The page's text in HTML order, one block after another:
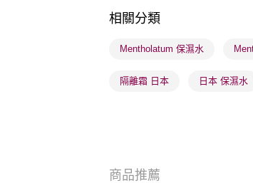
相關分類
Mentholatum 保濕水
隔離霜 日本 日本 保濕水
商品推薦